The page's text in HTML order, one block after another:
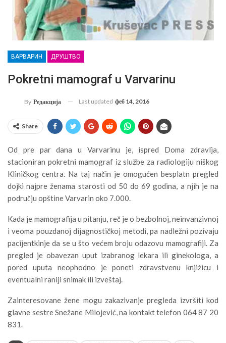
ВАРВАРИН ДРУШТВО
Pokretni mamograf u Varvarinu
By Редакција Last updated феб 14, 2016
Share
Od pre par dana u Varvarinu je, ispred Doma zdravlja,
stacioniran pokretni mamograf iz službe za radiologiju niškog
Kliničkog centra. Na taj način je omogućen besplatn pregled
dojki najpre ženama starosti od 50 do 69 godina, a njih je na
području opštine Varvarin oko 7.000.
Kada je mamografija u pitanju, reč je o bezbolnoj, neinvanzivnoj
i veoma pouzdanoj dijagnostičkoj metodi, pa nadležni pozivaju
pacijentkinje da se u što većem broju odazovu mamografiji. Za
pregled je obavezan uput izabranog lekara ili ginekologa, a
pored uputa neophodno je poneti zdravstvenu knjižicu i
eventualni raniji snimak ili izveštaj.
Zainteresovane žene mogu zakazivanje pregleda izvršiti kod
glavne sestre Snežane Milojević, na kontakt telefon 064 87 20
831.